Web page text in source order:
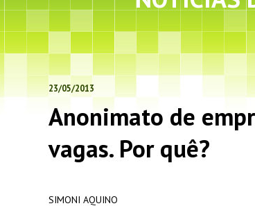
23/05/2013
Anonimato de
vagas. Por quê?
SIMONI AQUINO